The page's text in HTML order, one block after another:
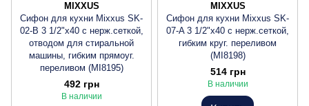
MIXXUS
Сифон для кухни Mixxus SK-
02-B 3 1/2"x40 с нерж.сеткой,
отводом для стиральной
машины, гибким прямоуг.
переливом (MI8195)
492 грн
В наличии
MIXXUS
Сифон для кухни Mixxus SK-
07-A 3 1/2"x40 с нерж.сеткой,
гибким круг. переливом
(MI8198)
514 грн
В наличии